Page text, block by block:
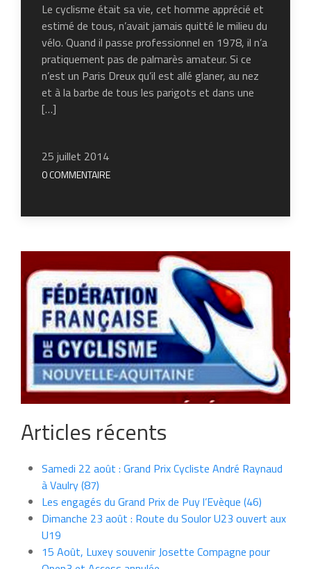
Le cyclisme était sa vie, cet homme apprécié et
estimé de tous, n’avait jamais quitté le milieu du
vélo. Quand il passe professionnel en 1978, il n’a
pratiquement pas de palmarès amateur. Si ce
n’est un Paris Dreux qu’il est allé glaner, au nez
et à la barbe de tous les parigots et dans une
[…]
25 juillet 2014
0 COMMENTAIRE
Articles récents
Samedi 22 août : Grand Prix Cycliste André Raynaud
à Vaulry (87)
Les engagés du Grand Prix de Puy l’Evèque (46)
Dimanche 23 août : Route du Soulor U23 ouvert aux
U19
15 Août, Luxey souvenir Josette Compagne pour